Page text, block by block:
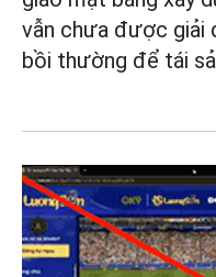
vẫn chưa được giải
bồi thường để tái